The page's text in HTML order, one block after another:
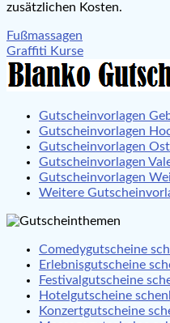
zusätzlichen Kosten.
Beitragsnavigation
Fußmassagen
Graffiti Kurse
Gutscheinvorlagen
Gutscheinvorlagen
Gutscheinvorlagen
Gutscheinvorlagen
Gutscheinvorlagen
Weitere
Comedygutscheine
Erlebnisgutscheine
Festivalgutscheine
Hotelgutscheine
Konzertgutscheine